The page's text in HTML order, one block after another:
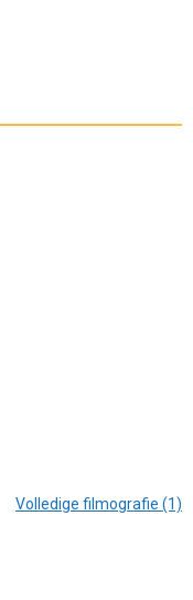
Volledige filmografie (1)